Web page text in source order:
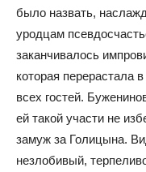
было назвать,
уродцам
заканчивалось
которая перерастала
всех гостей.
ей такой участи не
замуж за Голицына.
незлобивый,